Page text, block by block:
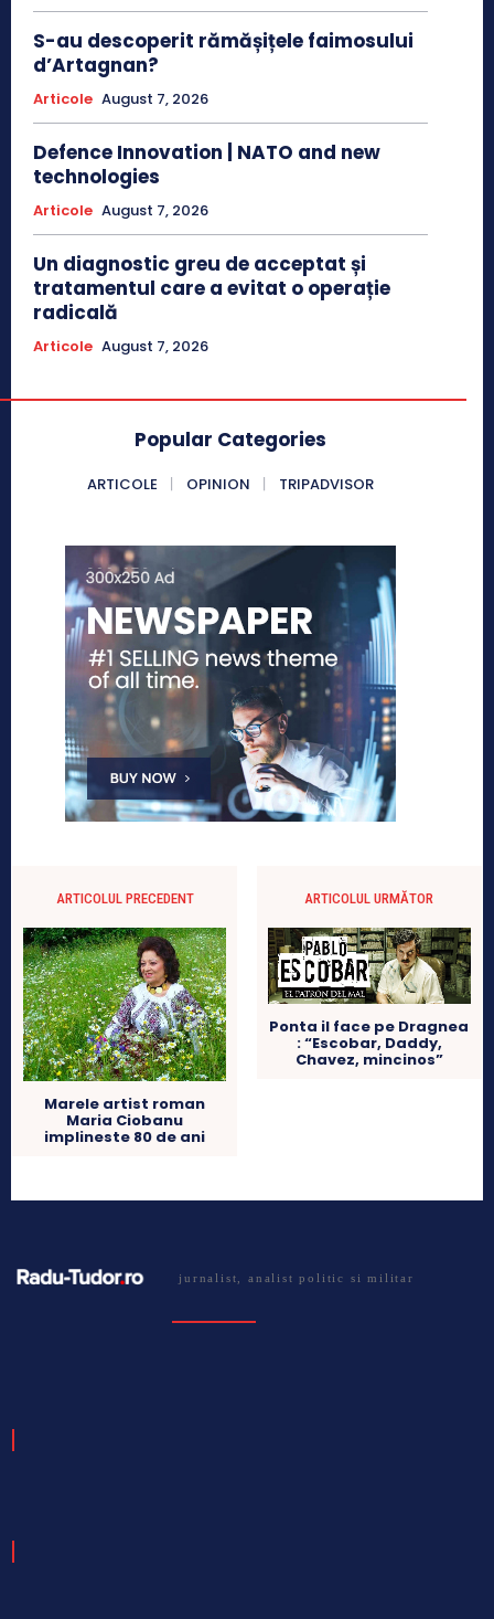
S-au descoperit rămășițele faimosului
d’Artagnan?
Articole August 7, 2026
Defence Innovation | NATO and new
technologies
Articole August 7, 2026
Un diagnostic greu de acceptat și
tratamentul care a evitat o operație
radicală
Articole August 7, 2026
Popular Categories
ARTICOLE OPINION TRIPADVISOR
ARTICOLUL PRECEDENT
Marele artist roman
Maria Ciobanu
implineste 80 de ani
ARTICOLUL URMĂTOR
Ponta il face pe Dragnea
: “Escobar, Daddy,
Chavez, mincinos”
jurnalist, analist politic si militar